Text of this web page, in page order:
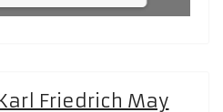
Friedrich May